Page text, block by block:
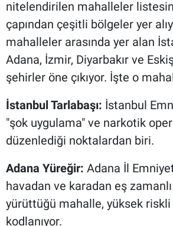
nitelendirilen mahalleler
çapından çeşitli bölgeler yer
mahalleler arasında yer alan
Adana, İzmir, Diyarbakır ve
şehirler öne çıkıyor. İşte o
İstanbul Tarlabaşı: İstanbul
"şok uygulama" ve narkotik
düzenlediği noktalardan biri.
Adana Yüreğir: Adana İl
havadan ve karadan eş
yürüttüğü mahalle, yüksek
kodlanıyor.